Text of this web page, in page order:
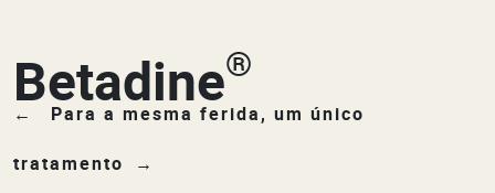
Betadine®
Para a mesma ferida, um único
tratamento